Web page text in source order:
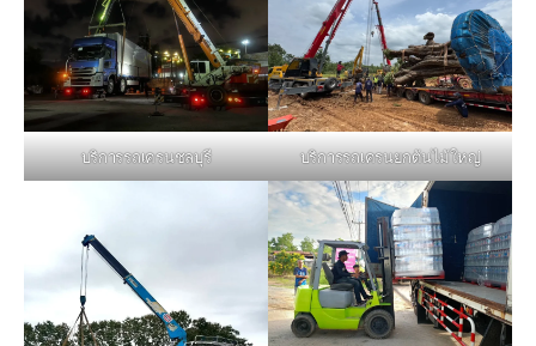
บริการรถเครนชลบุรี บริการรถเครนยกต้นไม้ใหญ่